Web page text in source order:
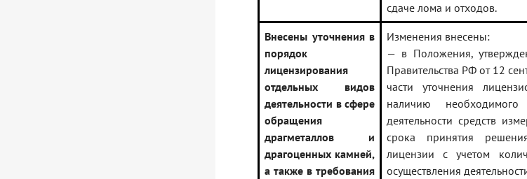
сдаче лома и отходов.
Внесены уточнения в
порядок
лицензирования
отдельных видов
деятельности в сфере
обращения
драгметаллов и
драгоценных камней,
а также в требования
Изменения внесены:
— в Положения,
Правительства РФ от 12
части уточнения
наличию необходимого
деятельности средств
срока принятия
лицензии с учетом
осуществления